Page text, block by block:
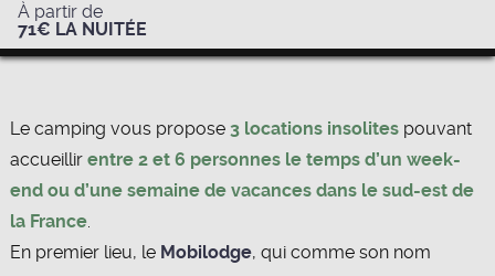
À partir de
71€ LA NUITÉE
Le camping vous propose 3 locations insolitespouvant
accueillir entre 2 et 6 personnes le temps d’un week-
end ou d’une semaine de vacances dans le sud-est de
la France.
En premier lieu, le Mobilodge, qui comme son nom